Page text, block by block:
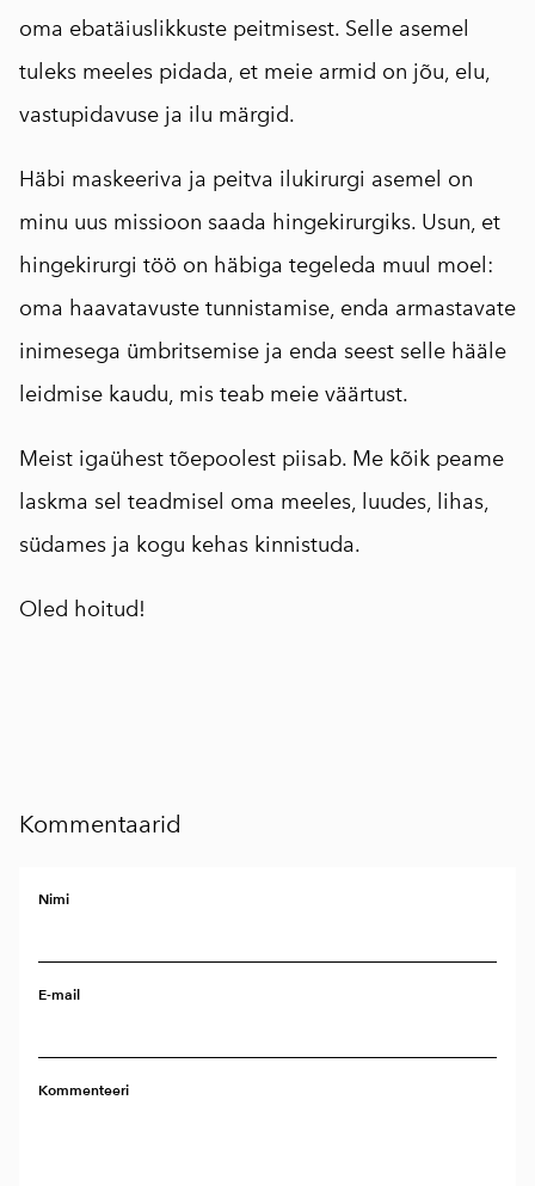
oma ebatäiuslikkuste peitmisest. Selle asemel
tuleks meeles pidada, et meie armid on jõu, elu,
vastupidavuse ja ilu märgid.
Häbi maskeeriva ja peitva ilukirurgi asemel on
minu uus missioon saada hingekirurgiks. Usun, et
hingekirurgi töö on häbiga tegeleda muul moel:
oma haavatavuste tunnistamise, enda armastavate
inimesega ümbritsemise ja enda seest selle hääle
leidmise kaudu, mis teab meie väärtust.
Meist igaühest tõepoolest piisab. Me kõik peame
laskma sel teadmisel oma meeles, luudes, lihas,
südames ja kogu kehas kinnistuda.
Oled hoitud!
Kommentaarid
Nimi
E-mail
Kommenteeri